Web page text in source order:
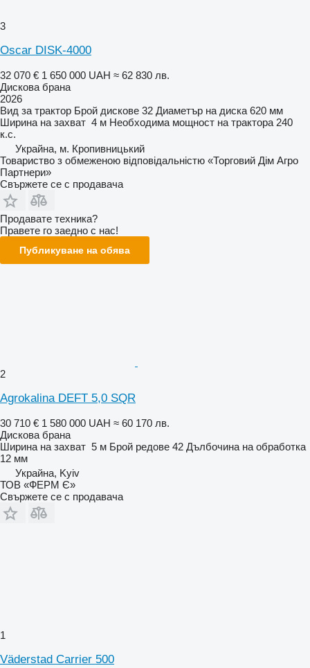
3
Oscar DISK-4000
32 070 € 1 650 000 UAH ≈ 62 830 лв.
Дискова брана
2026
Вид за трактор Брой дискове 32 Диаметър на диска 620 мм
Ширина на захват 4 м Необходима мощност на трактора 240
к.с.
Украйна, м. Кропивницький
Товариство з обмеженою відповідальністю «Торговий Дім Агро
Партнери»
Свържете се с продавача
Продавате техника?
Правете го заедно с нас!
Публикуване на обява
2
Agrokalina DEFT 5,0 SQR
30 710 € 1 580 000 UAH ≈ 60 170 лв.
Дискова брана
Ширина на захват 5 м Брой редове 42 Дълбочина на обработка
12 мм
Украйна, Kyiv
ТОВ «ФЕРМ Є»
Свържете се с продавача
1
Väderstad Carrier 500